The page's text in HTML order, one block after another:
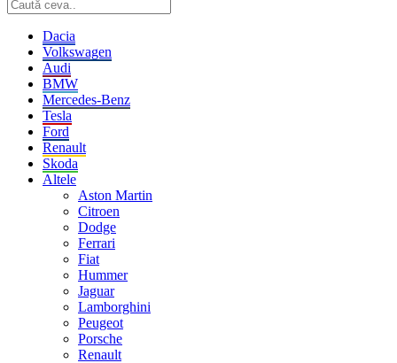
Dacia
Volkswagen
Audi
BMW
Mercedes-Benz
Tesla
Ford
Renault
Skoda
Altele
Aston Martin
Citroen
Dodge
Ferrari
Fiat
Hummer
Jaguar
Lamborghini
Peugeot
Porsche
Renault